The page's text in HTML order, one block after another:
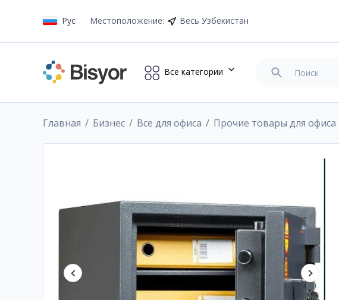
Рус Местоположение: Весь Узбекистан
Все категории
Главная Бизнес Все для офиса Прочие товары для офиса